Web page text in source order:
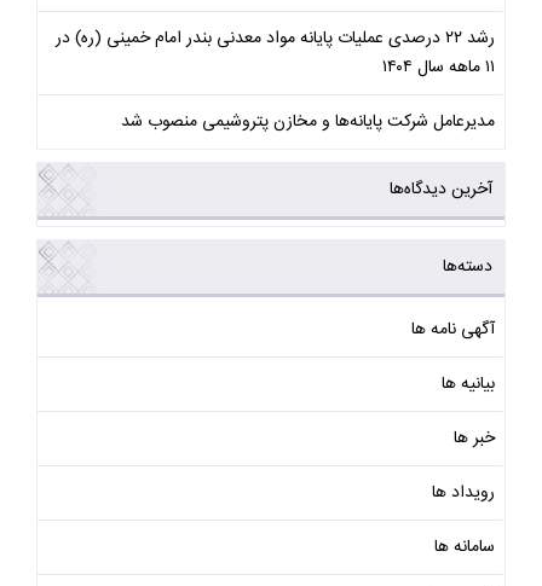
رشد ۲۲ درصدی عملیات پایانه مواد معدنی بندر امام خمینی (ره) در
۱۱ ماهه سال ۱۴۰۴
مدیرعامل شرکت پایانه‌ها و مخازن پتروشیمی منصوب شد
آخرین دیدگاه‌ها
دسته‌ها
آگهی نامه ها
بیانیه ها
خبر ها
رویداد ها
سامانه ها